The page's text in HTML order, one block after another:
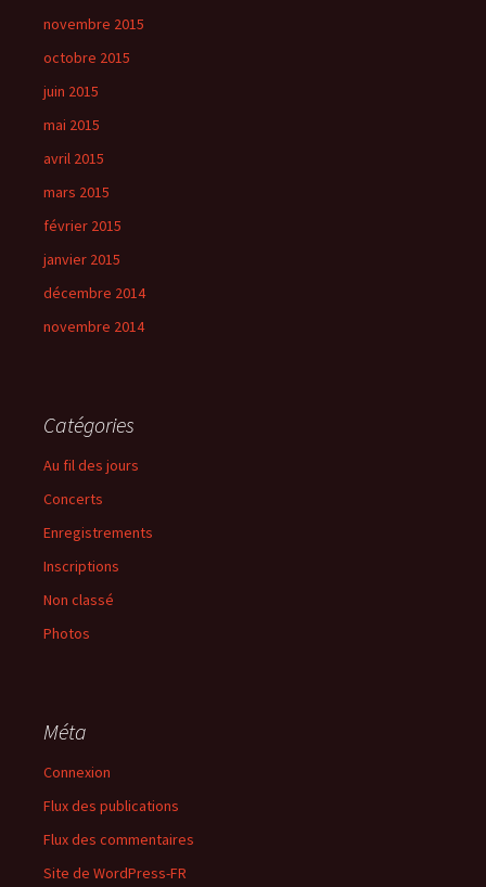
novembre 2015
octobre 2015
juin 2015
mai 2015
avril 2015
mars 2015
février 2015
janvier 2015
décembre 2014
novembre 2014
Catégories
Au fil des jours
Concerts
Enregistrements
Inscriptions
Non classé
Photos
Méta
Connexion
Flux des publications
Flux des commentaires
Site de WordPress-FR